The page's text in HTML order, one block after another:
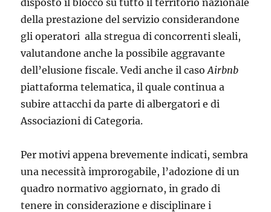
disposto il blocco su tutto il territo­rio nazionale
della prestazione del servizio considerandone
gli operatori alla stregua di concorrenti sleali,
valutandone anche la possibile aggravante
dell’elusione fiscale. Vedi anche il casoAirbnb
piattaforma telematica, il quale continua a
subire attacchi da parte di albergatori e di
Associazioni di Categoria.
Per motivi appena brevemente indicati, sembra
una necessità impro­rogabile, l’adozione di un
quadro normativo aggiornato, in grado di
tenere in conside­razione e disciplinare i